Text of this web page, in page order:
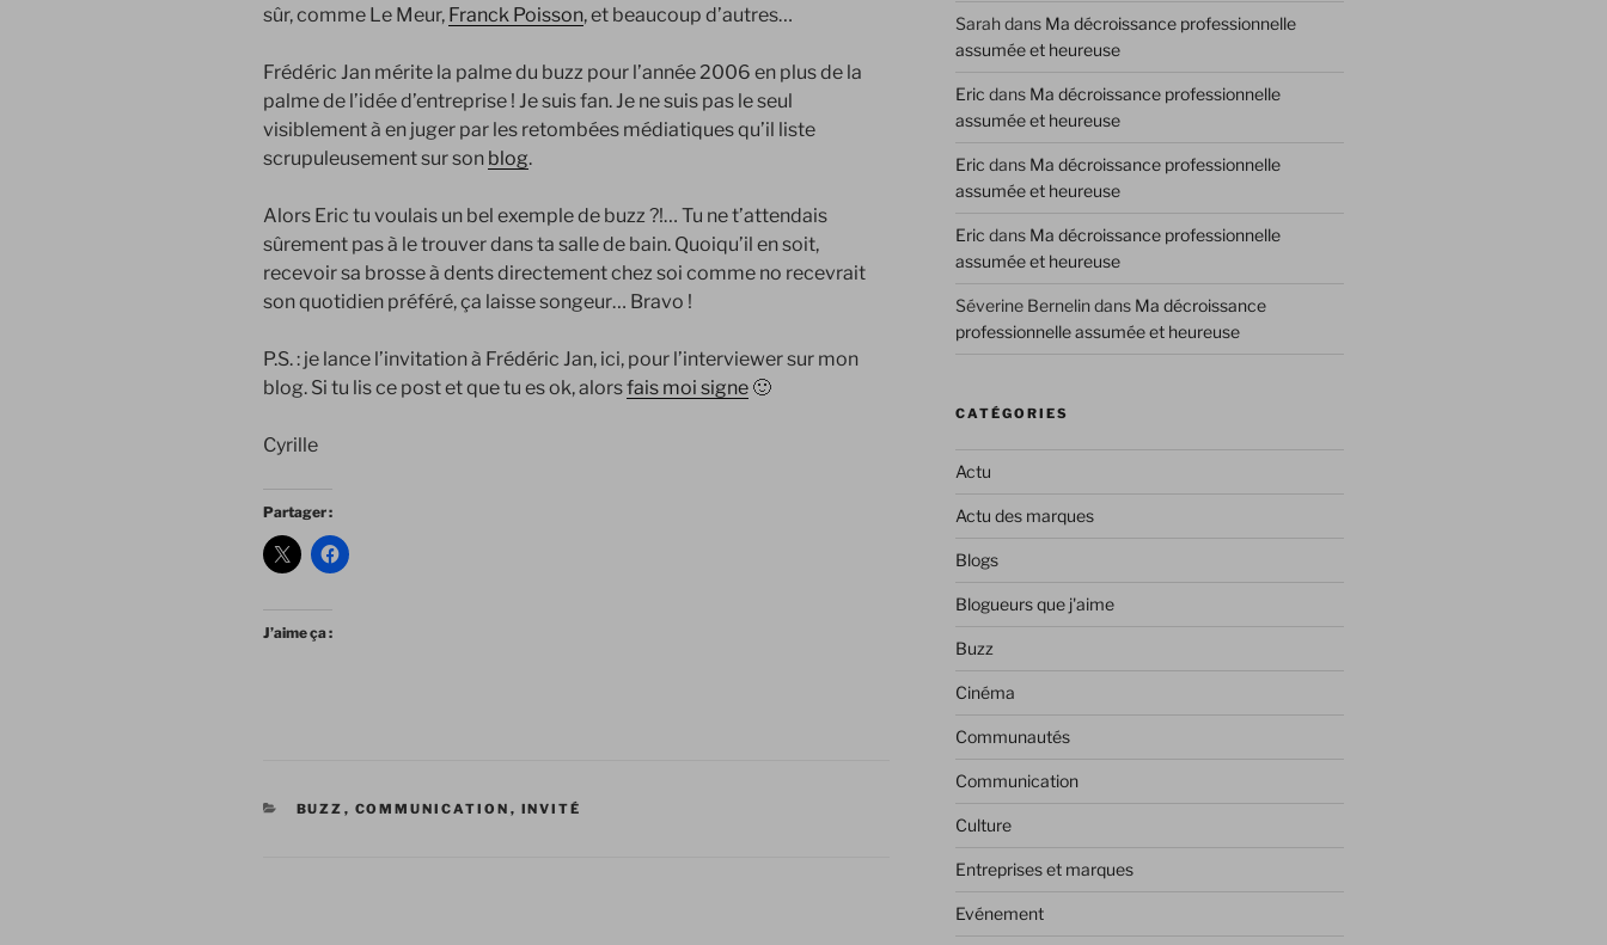
sûr, comme Le Meur, Franck Poisson, et beaucoup d’autres…
Frédéric Jan mérite la palme du buzz pour l’année 2006 en plus de la
palme de l’idée d’entreprise ! Je suis fan. Je ne suis pas le seul
visiblement à en juger par les retombées médiatiques qu’il liste
scrupuleusement sur son blog.
Alors Eric tu voulais un bel exemple de buzz ?!… Tu ne t’attendais
sûrement pas à le trouver dans ta salle de bain. Quoiqu’il en soit,
recevoir sa brosse à dents directement chez soi comme no recevrait
son quotidien préféré, ça laisse songeur… Bravo !
P.S. : je lance l’invitation à Frédéric Jan, ici, pour l’interviewer sur mon
blog. Si tu lis ce post et que tu es ok, alorsfais moi signe 🙂
Cyrille
Partager :
J’aime ça :
CATÉGORIES
BUZZ , COMMUNICATION , INVITÉ
Sarahdans Ma décroissance professionnelle
assumée et heureuse
Eric dans Ma décroissance professionnelle
assumée et heureuse
Eric dans Ma décroissance professionnelle
assumée et heureuse
Eric dans Ma décroissance professionnelle
assumée et heureuse
Séverine Bernelindans Ma décroissance
professionnelle assumée et heureuse
CATÉGORIES
Actu
Actu des marques
Blogs
Blogueurs que j'aime
Buzz
Cinéma
Communautés
Communication
Culture
Entreprises et marques
Evénement